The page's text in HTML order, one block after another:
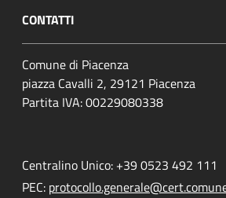
CONTATTI
Comune di Piacenza
piazza Cavalli 2, 29121 Piacenza
Partita IVA: 00229080338
Centralino Unico: +39 0523 492 111
PEC: